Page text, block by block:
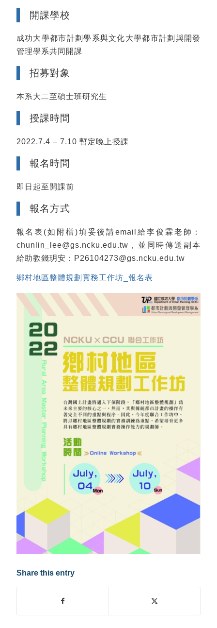
開課學校
成功大學都市計劃學系與文化大學都市計劃與開發
管理學系共同開課
招募對象
本系大二至碩士班研究生
授課時間
2022.7.4 – 7.10 暫定晚上授課
報名時間
即日起至開課前
報名方式
報名表(如附檔)填妥後請email給李俊霖老師：
chunlin_lee@gs.ncku.edu.tw，並同時傳送副本
給助教錢玥安：P26104273@gs.ncku.edu.tw
鄉村地區整體規劃實務工作坊_報名表
Share this entry